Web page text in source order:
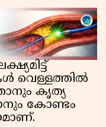
വെള്ളത്തിൽ
കൃത്യ
കോണ്ടം